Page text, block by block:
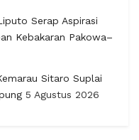
Serap Aspirasi
Kebakaran Pakowa–
Sitaro Suplai
5 Agustus 2026